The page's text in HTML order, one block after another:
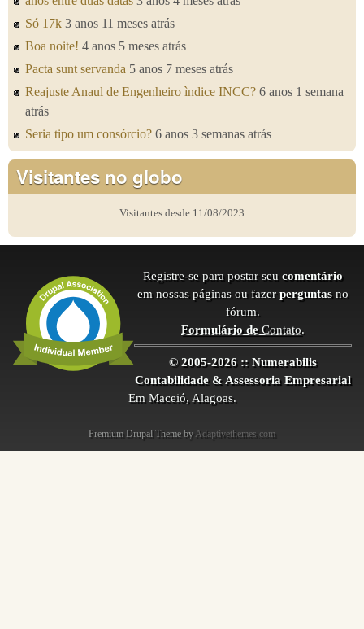
Só 17k 3 anos 11 meses atrás
Boa noite! 4 anos 5 meses atrás
Pacta sunt servanda 5 anos 7 meses atrás
Reajuste Anaul de Engenheiro ìndice INCC? 6 anos 1 semana
atrás
Seria tipo um consórcio? 6 anos 3 semanas atrás
Visitantes no globo
Visitantes desde 11/08/2023
Registre-se para postar seu comentário
em nossas páginas ou fazer perguntas no
fórum.
Formulário deContato.
© 2005-2026 :: Numerabilis
Contabilidade & Assessoria Empresarial
Em Maceió, Alagoas.
Premium Drupal Theme by Adaptivethemes.com